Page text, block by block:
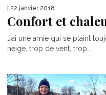
| 22 janvier 2018
Confort et
J’ai une amie qui se plaint
neige, trop de vent, trop...